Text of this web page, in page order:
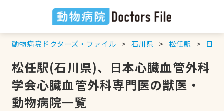
動物病院ドクターズ・ファイル 石川県 松任駅 日
松任駅(石川県)、日本心臓血管外科
学会心臓血管外科専門医の獣医・
動物病院一覧